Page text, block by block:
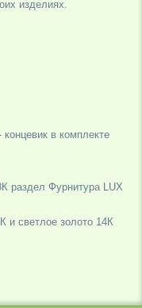
изделиях.
в комплекте
раздел Фурнитура LUX
и светлое золото 14К